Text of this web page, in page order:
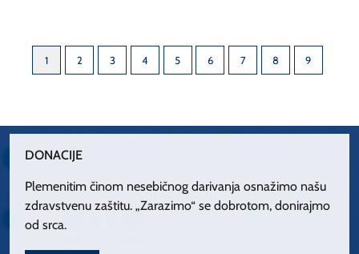
1 2 3 4 5 6 7 8 9
DONACIJE
Plemenitim činom nesebičnog darivanja osnažimo našu
zdravstvenu zaštitu. „Zarazimo“ se dobrotom, donirajmo
od srca.